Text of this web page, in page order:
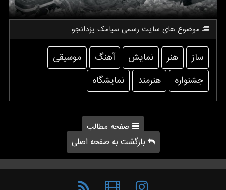
موضوع های سایت رسمی سیامك یزدانجو
ساز هنر نمایش آهنگ
موسیقی
جشنواره
هنرمند نمایشگاه
صفحه مطالب
بازگشت به صفحه اصلی